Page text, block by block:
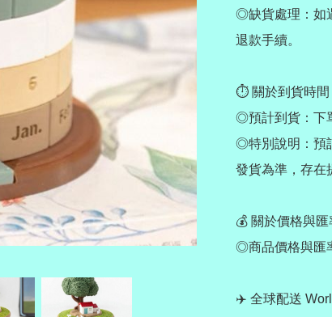
◎缺貨處理：如
退款手續。
⏱ 關於到貨時間
◎預計到貨：下
◎特別說明：預
發貨為準，存在
💰 關於價格與匯
◎商品價格與匯
✈️ 全球配送